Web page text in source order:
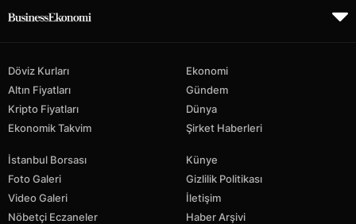
Döviz Kurları
Altın Fiyatları
Kripto Fiyatları
Ekonomik Takvim
Ekonomi
Gündem
Dünya
Şirket Haberleri
İstanbul Borsası
Foto Galeri
Video Galeri
Nöbetçi Eczaneler
Künye
Gizlilik Politikası
İletişim
Haber Arşivi